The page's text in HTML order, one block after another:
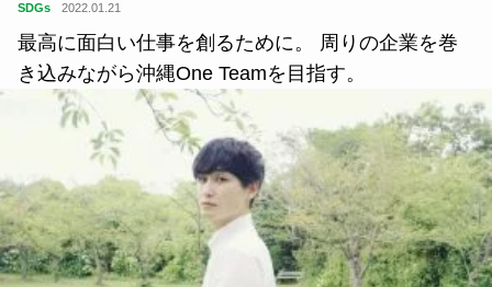
SDGs 2022.01.21
最高に面白い仕事を創るために。 周りの企業を巻
き込みながら沖縄One Teamを目指す。